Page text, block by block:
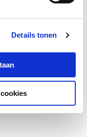
Details tonen